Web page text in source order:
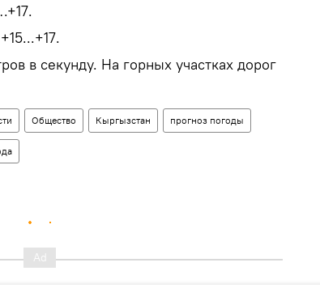
в секунду. На горных участках дорог
Общество Кыргызстан прогноз погоды